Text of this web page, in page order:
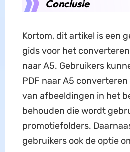
Conclusie
Kortom, dit artikel is een
gids voor het
naar A5. Gebruikers
PDF naar A5
van afbeeldingen in het
behouden die wordt
promotiefolders.
gebruikers ook de optie